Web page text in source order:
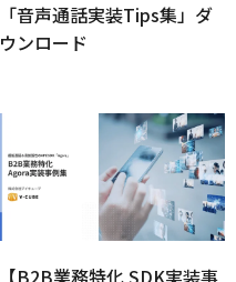
「音声通話実装Tips集」ダ
ウンロード
【B2B業務特化 SDK実装事